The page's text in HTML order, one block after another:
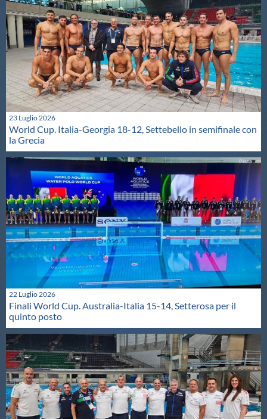
23 Luglio 2026
World Cup. Italia-Georgia 18-12, Settebello in semifinale con
la Grecia
22 Luglio 2026
Finali World Cup. Australia-Italia 15-14, Setterosa per il
quinto posto